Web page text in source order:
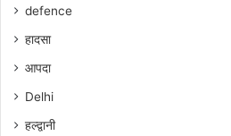
defence
हादसा
आपदा
Delhi
हल्द्वानी